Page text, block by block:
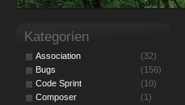
Kategorien
Association
(32)
Bugs
(156)
Code Sprint
(10)
Composer
(1)